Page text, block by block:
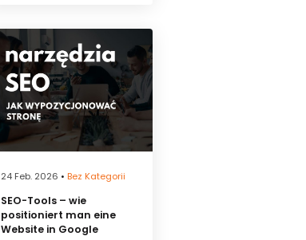
24 Feb. 2026 • Bez Kategorii
SEO-Tools – wie
positioniert man eine
Website in Google